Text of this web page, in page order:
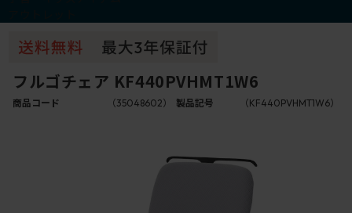
フルゴチェア KF440PVHMT1W6
商品コード （35048602） 製品記号 （KF440PVHMT1W6）